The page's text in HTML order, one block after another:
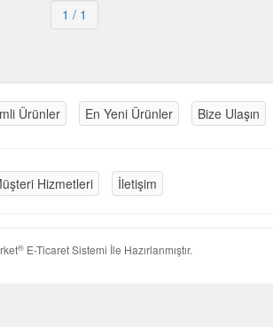
1 / 1
Ürünler En Yeni Ürünler Bize Ulaşın
Hizmetleri İletişim
®E-Ticaret Sistemi İle Hazırlanmıştır.